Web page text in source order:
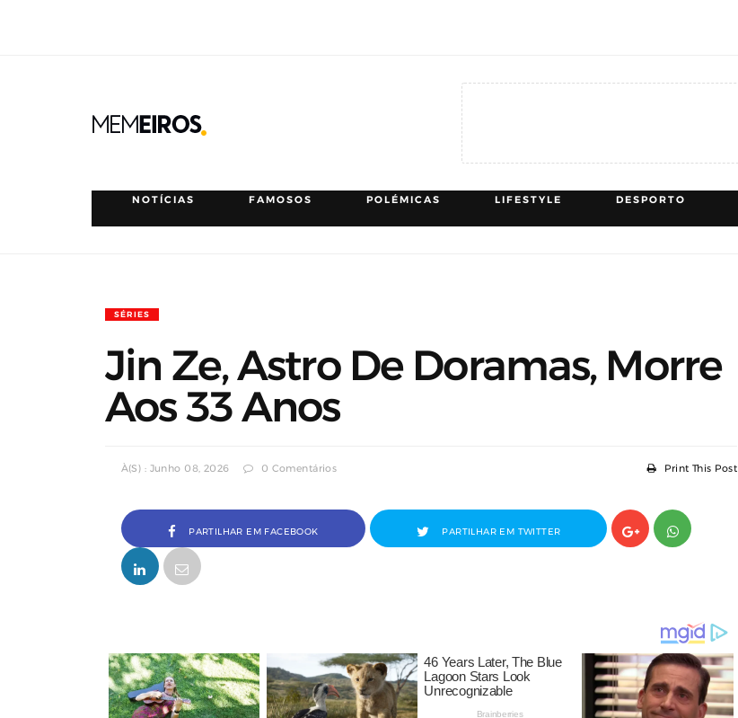
NOTÍCIAS FAMOSOS POLÉMICAS LIFESTYLE DESPORTO
SÉRIES
Jin Ze, Astro De Doramas, Morre
Aos 33 Anos
À(s) : Junho 08, 2026 0 Comentários Print This Post
PARTILHAR EM FACEBOOK PARTILHAR EM TWITTER